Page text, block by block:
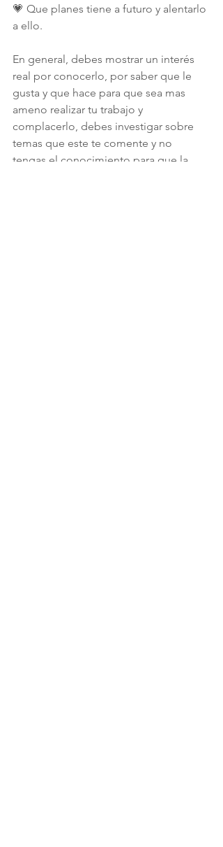
💗 Que planes tiene a futuro y alentarlo
a ello.
En general, debes mostrar un interés
real por conocerlo, por saber que le
gusta y que hace para que sea mas
ameno realizar tu trabajo y
complacerlo, debes investigar sobre
temas que este te comente y no
tengas el conocimiento para que la